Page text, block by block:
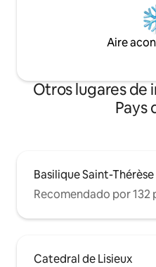
Aire
Otros lugares de
Pays
Basilique Saint-Thérèse
Recomendado por 132
Catedral de Lisieux